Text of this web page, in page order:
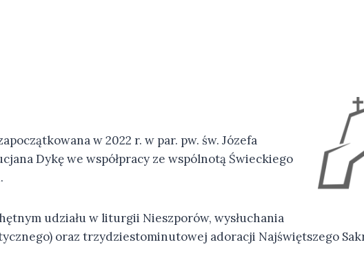
w 2022 r. w par. pw. św. Józefa
Dykę we współpracy ze wspólnotą Świeckiego
udziału w liturgii Nieszporów, wysłuchania
oraz trzydziestominutowej adoracji Najświętszego